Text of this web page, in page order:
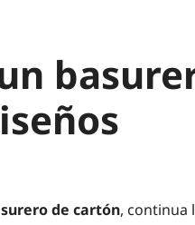
de cartón, continua